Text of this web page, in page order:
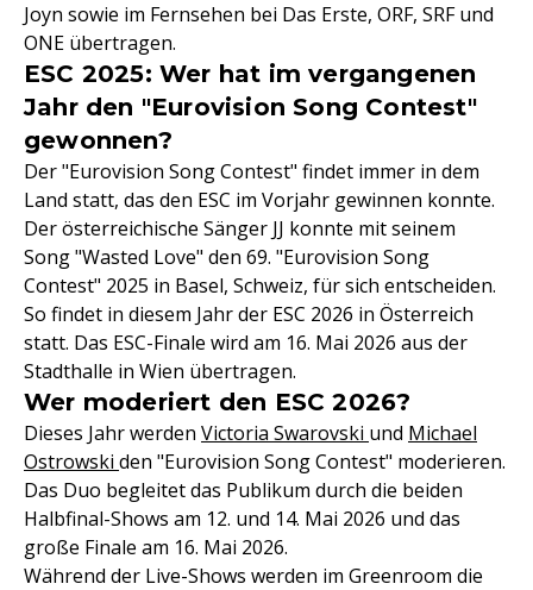
Joyn sowie im Fernsehen bei Das Erste, ORF, SRF und
ONE übertragen.
ESC 2025: Wer hat im vergangenen
Jahr den "Eurovision Song Contest"
gewonnen?
Der "Eurovision Song Contest" findet immer in dem
Land statt, das den ESC im Vorjahr gewinnen konnte.
Der österreichische Sänger JJ konnte mit seinem
Song "Wasted Love" den 69. "Eurovision Song
Contest" 2025 in Basel, Schweiz, für sich entscheiden.
So findet in diesem Jahr der ESC 2026 in Österreich
statt. Das ESC-Finale wird am 16. Mai 2026 aus der
Stadthalle in Wien übertragen.
Wer moderiert den ESC 2026?
Dieses Jahr werden Victoria Swarovski und Michael
Ostrowski den "Eurovision Song Contest" moderieren.
Das Duo begleitet das Publikum durch die beiden
Halbfinal-Shows am 12. und 14. Mai 2026 und das
große Finale am 16. Mai 2026.
Während der Live-Shows werden im Greenroom die